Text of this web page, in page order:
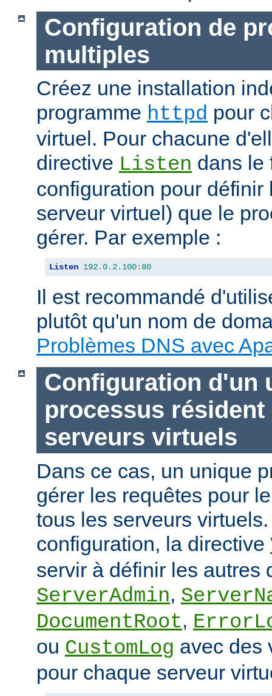
Configuration de
multiples
Créez une installation
programme httpd pour
virtuel. Pour chacune
directive Listen dans le
configuration pour définir
serveur virtuel) que le
gérer. Par exemple :
Listen 192.0. 2.100: 80
Il est recommandé
plutôt qu'un nom de
Problèmes DNS avec
Configuration d'un
processus résident
serveurs virtuels
Dans ce cas, un unique
gérer les requêtes pour
tous les serveurs
configuration, la directive
servir à définir les autres
ServerAdmin,
DocumentRoot,
ou CustomLog avec des
pour chaque serveur